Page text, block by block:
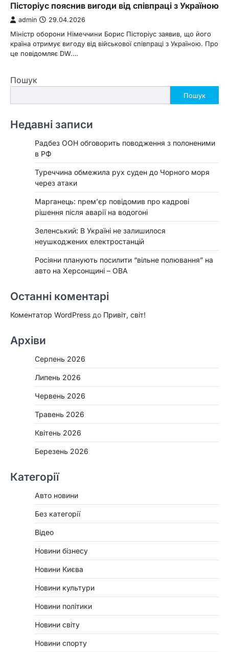
Пісторіус пояснив вигоди від співпраці з Україною
admin 29.04.2026
Міністр оборони Німеччини Борис Пісторіус заявив, що його
країна отримує вигоду від військової співпраці з Україною. Про
це повідомляє DW.…
Пошук
Пошук
Недавні записи
Радбез ООН обговорить поводження з полоненими
в РФ
Туреччина обмежила рух суден до Чорного моря
через атаки
Марганець: прем’єр повідомив про кадрові
рішення після аварії на водогоні
Зеленський: В Україні не залишилося
неушкоджених електростанцій
Росіяни планують посилити “вільне полювання” на
авто на Херсонщині – ОВА
Останні коментарі
Коментатор WordPress до Привіт, світ!
Архіви
Серпень 2026
Липень 2026
Червень 2026
Травень 2026
Квітень 2026
Березень 2026
Категорії
Авто новини
Без категорії
Відео
Новини бізнесу
Новини Києва
Новини культури
Новини політики
Новини світу
Новини спорту